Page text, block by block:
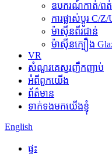
ឧបករណ៍កាត់/ពត់
ការផ្លាស់ប្តូរ
ម៉ាស៊ីនពីរជាន់
ម៉ាស៊ីនក្បឿង
VR
សំណួរគេសួរញឹកញាប់
អំពីពួកយើង
ព័ត៌មាន
ទាក់ទងមកយើងខ្ញុំ
English
ផ្ទះ